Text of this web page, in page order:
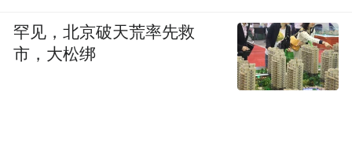
罕见，北京破天荒率先救
市，大松绑